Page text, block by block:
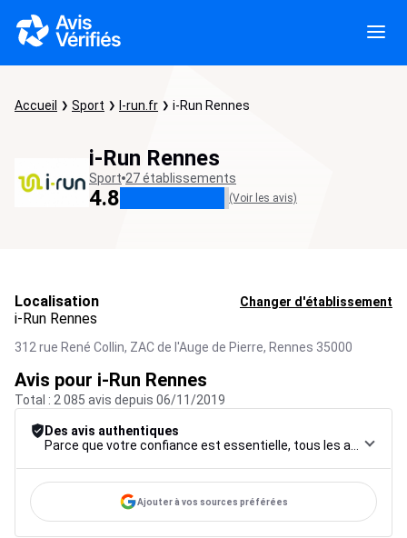
Accueil Sport I-run.fr i-Run Rennes
i-Run Rennes
Sport 27 établissements
4.8 (Voir les avis)
Localisation Changer d'établissement
i-Run Rennes
312 rue René Collin, ZAC de l'Auge de Pierre, Rennes 35000
Avis pour i-Run Rennes
Total : 2 085 avis depuis 06/11/2019
Des avis authentiques
Ajouter à vos sources préférées